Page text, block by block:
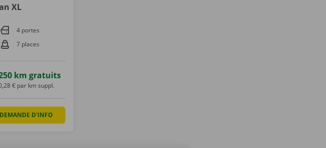
XL
4 portes
7 places
km gratuits
€ par km suppl.
DEMANDE D'INFO